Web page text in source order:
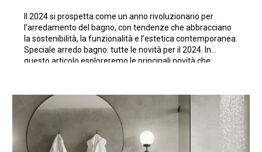
Il 2024 si prospetta come un anno rivoluzionario per
l’arredamento del bagno, con tendenze che abbracciano
la sostenibilità, la funzionalità e l’estetica contemporanea.
Speciale arredo bagno: tutte le novità per il 2024. In
questo articolo esploreremo le principali novità che